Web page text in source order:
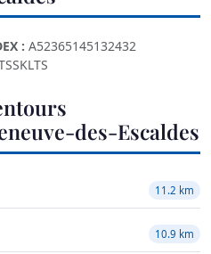
: A52365145132432
des-Escaldes
11.2 km
10.9 km